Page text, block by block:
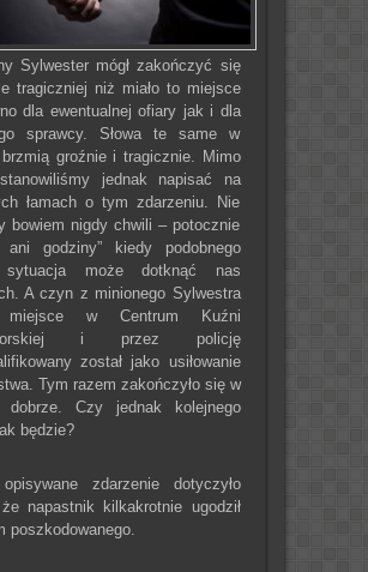
Sylwester mógł zakończyć się
tragiczniej niż miało to miejsce
dla ewentualnej ofiary jak i dla
sprawcy. Słowa te same w
groźnie i tragicznie. Mimo
jednak napisać na
łamach o tym zdarzeniu. Nie
bowiem nigdy chwili – potocznie
ani godziny” kiedy podobnego
może dotknąć nas
A czyn z minionego Sylwestra
miejsce w Centrum Kuźni
i przez policję
został jako usiłowanie
Tym razem zakończyło się w
dobrze. Czy jednak kolejnego
będzie?
zdarzenie dotyczyło
napastnik kilkakrotnie ugodził
poszkodowanego.